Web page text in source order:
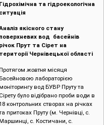
Гідрохімічна та гідроекологічна
ситуація
якісного стану
поверхневих вод басейнів
річок Прут та Сірет на
території Чернівецької області
жовтня місяця
лабораторією
вод БУВР Пруту та
Сірету було відібрано проби води в
контрольних створах на річках
притоках Пруту (м. Чернівці, c.
с. Костичани, с.